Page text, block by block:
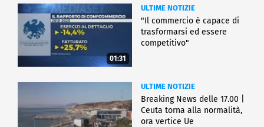
01:31
ULTIME NOTIZIE
"Il commercio è capace di
trasformarsi ed essere
competitivo"
ULTIME NOTIZIE
Breaking News delle 17.00 |
Ceuta torna alla normalità,
ora vertice Ue